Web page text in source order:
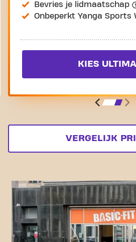
Bevries je lidmaatschap
Onbeperkt Yanga Sports
KIES
VERGELIJK